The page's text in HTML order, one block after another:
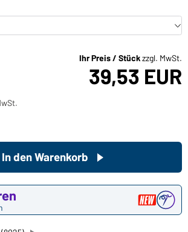
Ihr Preis / Stückzzgl. MwSt.
39,53 EUR
In den Warenkorb